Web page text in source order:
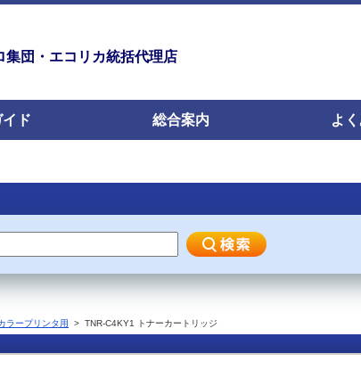
集団・エコリカ統括代理店
ド 総合案内 よ
ラープリンタ用 > TNR-C4KY1 トナーカートリッジ